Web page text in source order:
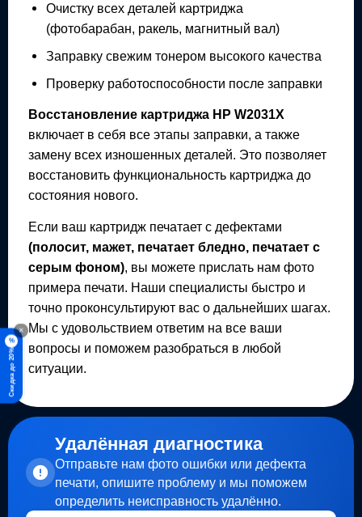
×
%
Скидка до 20%
Очистку всех деталей картриджа
(фотобарабан, ракель, магнитный вал)
Заправку свежим тонером высокого качества
Проверку работоспособности после заправки
Восстановление картриджа HP W2031X
включает в себя все этапы заправки, а также
замену всех изношенных деталей. Это позволяет
восстановить функциональность картриджа до
состояния нового.
Если ваш картридж печатает с дефектами
(полосит, мажет, печатает бледно, печатает с
серым фоном), вы можете прислать нам фото
примера печати. Наши специалисты быстро и
точно проконсультируют вас о дальнейших шагах.
Мы с удовольствием ответим на все ваши
вопросы и поможем разобраться в любой
ситуации.
Удалённая диагностика
Отправьте нам фото ошибки или дефекта
печати, опишите проблему и мы поможем
определить неисправность удалённо.